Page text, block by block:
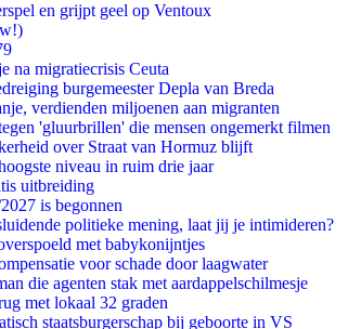
en grijpt geel op Ventoux
na migratiecrisis Ceuta
burgemeester Depla van Breda
verdienden miljoenen aan migranten
'gluurbrillen' die mensen ongemerkt filmen
over Straat van Hormuz blijft
niveau in ruim drie jaar
uitbreiding
is begonnen
politieke mening, laat jij je intimideren?
met babykonijntjes
voor schade door laagwater
die agenten stak met aardappelschilmesje
met lokaal 32 graden
staatsburgerschap bij geboorte in VS